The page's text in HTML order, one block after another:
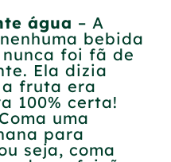
água – A
bebida
foi fã de
Ela dizia
a fruta era
100% certa!
uma
para
seja, coma